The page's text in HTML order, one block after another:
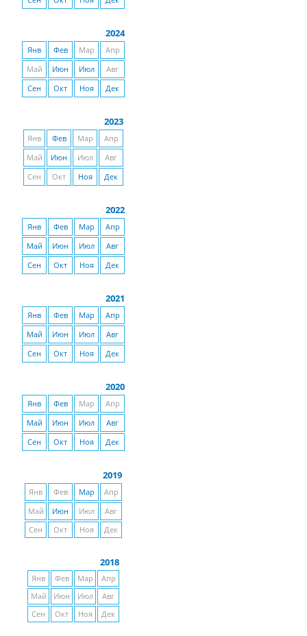
2024
Янв Фев Мар
Апр
Май
Июн Июл
Авг
Сен
Окт Ноя Дек
2023
Янв Фев Мар
Апр
Май
Июн Июл
Авг
Сен
Окт Ноя Дек
2022
Янв Фев Мар
Апр
Май
Июн Июл
Авг
Сен
Окт Ноя Дек
2021
Янв Фев Мар
Апр
Май
Июн Июл
Авг
Сен
Окт Ноя Дек
2020
Янв Фев Мар
Апр
Май
Июн Июл
Авг
Сен
Окт Ноя Дек
2019
Янв Фев Мар
Апр
Май
Июн Июл
Авг
Сен
Окт Ноя Дек
2018
Янв Фев Мар
Апр
Май
Июн Июл
Авг
Сен
Окт Ноя Дек